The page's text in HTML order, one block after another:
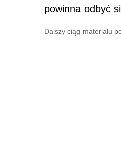
powinna odbyć
Dalszy ciąg materiału